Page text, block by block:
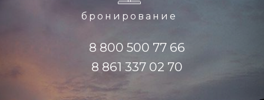
бронирование
8 800 500 77 66
8 861 337 02 70